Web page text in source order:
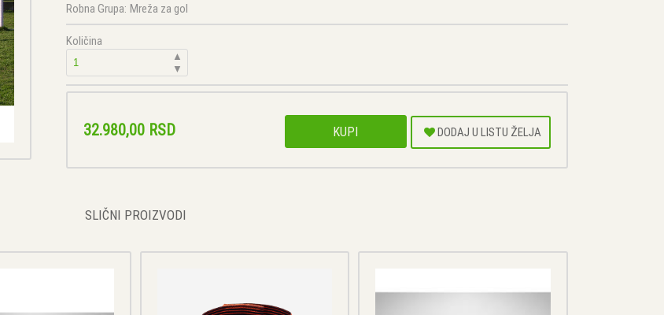
Robna Grupa: Mreža za gol
Količina
▲
▼
32.980,00 RSD KUPI DODAJ U LISTU ŽELJA
SLIČNI PROIZVODI